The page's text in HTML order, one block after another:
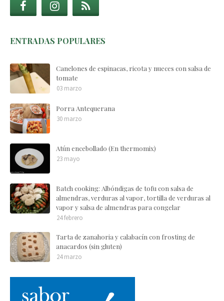
ENTRADAS POPULARES
Canelones de espinacas, ricota y nueces con salsa de
tomate
03 marzo
Porra Antequerana
30 marzo
Atún encebollado (En thermomix)
23 mayo
Batch cooking: Albóndigas de tofu con salsa de
almendras, verduras al vapor, tortilla de verduras al
vapor y salsa de almendras para congelar
24 febrero
Tarta de zanahoria y calabacín con frosting de
anacardos (sin gluten)
24 marzo